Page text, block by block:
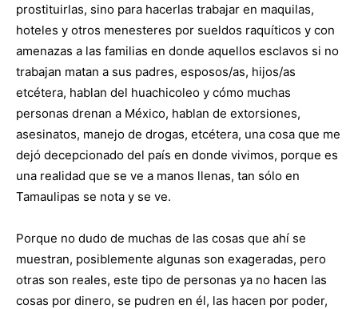
prostituirlas, sino para hacerlas trabajar en maquilas,
hoteles y otros menesteres por sueldos raquíticos y con
amenazas a las familias en donde aquellos esclavos si no
trabajan matan a sus padres, esposos/as, hijos/as
etcétera, hablan del huachicoleo y cómo muchas
personas drenan a México, hablan de extorsiones,
asesinatos, manejo de drogas, etcétera, una cosa que me
dejó decepcionado del país en donde vivimos, porque es
una realidad que se ve a manos llenas, tan sólo en
Tamaulipas se nota y se ve.
Porque no dudo de muchas de las cosas que ahí se
muestran, posiblemente algunas son exageradas, pero
otras son reales, este tipo de personas ya no hacen las
cosas por dinero, se pudren en él, las hacen por poder,